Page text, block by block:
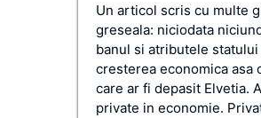
Un articol scris cu multe
greseala: niciodata
banul si atributele
cresterea economica
care ar fi depasit Elvetia.
private in economie.